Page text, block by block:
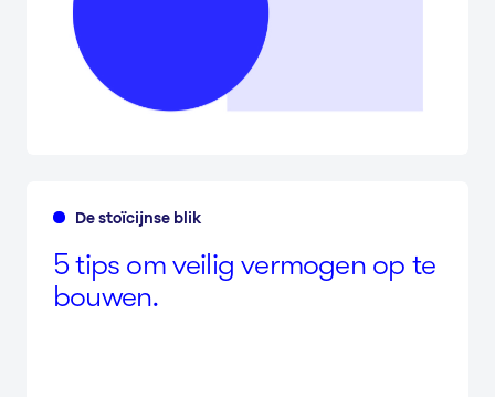
De stoïcijnse blik
5tips om veilig vermogen op te
bouwen.